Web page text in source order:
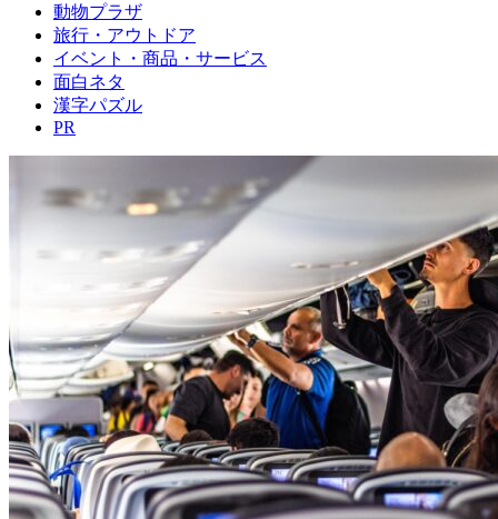
動物プラザ
旅行・アウトドア
イベント・商品・サービス
面白ネタ
漢字パズル
PR